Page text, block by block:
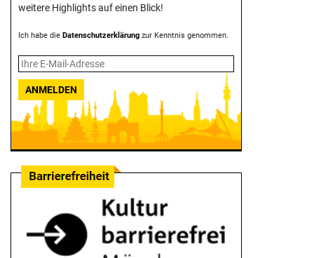
weitere Highlights auf einen Blick!
Ich habe die Datenschutzerklärung zur Kenntnis genommen.
ANMELDEN